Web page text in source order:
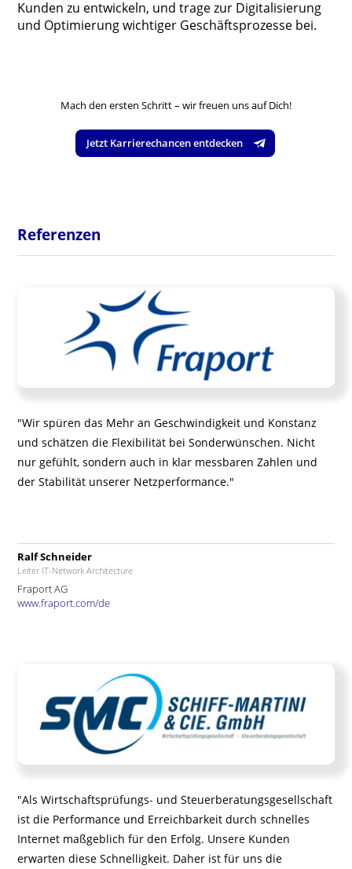
Kunden zu entwickeln, und trage zur Digitalisierung
und Optimierung wichtiger Geschäftsprozesse bei.
Mach den ersten Schritt – wir freuen uns auf Dich!
Jetzt Karrierechancen entdecken
Referenzen
"Wir spüren das Mehr an Geschwindigkeit und Konstanz
und schätzen die Flexibilität bei Sonderwünschen. Nicht
nur gefühlt, sondern auch in klar messbaren Zahlen und
der Stabilität unserer Netzperformance."
Ralf Schneider
Leiter IT-Network Architecture
Fraport AG
www.fraport.com/de
"Als Wirtschaftsprüfungs- und Steuerberatungsgesellschaft
ist die Performance und Erreichbarkeit durch schnelles
Internet maßgeblich für den Erfolg. Unsere Kunden
erwarten diese Schnelligkeit. Daher ist für uns die